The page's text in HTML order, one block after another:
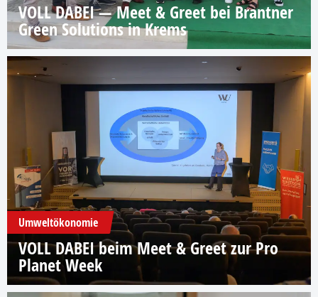
VOLL DABEI — Meet & Greet bei Brantner
Green Solutions in Krems
Umweltökonomie
VOLL DABEI beim Meet & Greet zur Pro
Planet Week